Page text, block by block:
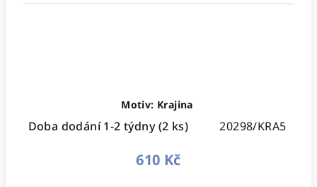
Motiv: Krajina
Doba dodání 1-2 týdny(2 ks) 20298/KRA5
610 Kč